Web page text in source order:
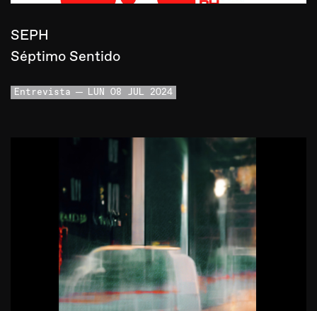
SEPH
Séptimo Sentido
Entrevista LUN 08 JUL 2024